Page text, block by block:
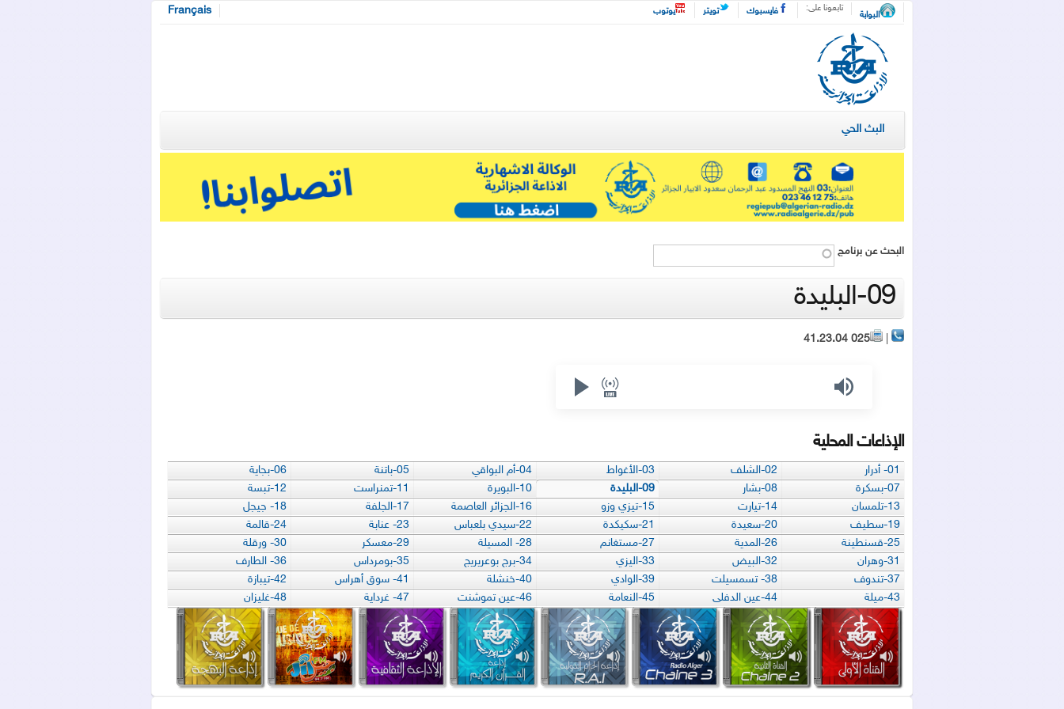
البوابة
تابعونا على: فايسبوك تويتر يوتوب Français
الإذاعة
الجزائرية
- البث
الحي
البث الحي
‏البحث عن برنامج ‏
09-البليدة
025 41.23.04
الإذاعات المحلية
01- أدرار 02-الشلف 03-الأغواط 04-أم البواقي 05-باتنة
06-بجاية
07-بسكرة
08-بشار 09-البليدة 10-البويرة 11-تمنراست
12-تبسة
13-تلمسان
14-تيارت 15-تيزي وزو 16-الجزائر العاصمة 17-الجلفة
18- جيجل
19-سطيف
20-سعيدة 21-سكيكدة 22-سيدي بلعباس 23- عنابة
24-قالمة
25-قسنطينة
26-المدية 27-مستغانم 28- المسيلة 29-معسكر
30- ورقلة
31-وهران
32-البيض 33-اليزي 34-برج بوعريريج 35-بومرداس
36- الطارف
37-تندوف
38- تسمسيلت 39-الوادي 40-خنشلة 41- سوق أهراس
42-تيبازة
43-ميلة
44-عين الدفلى 45-النعامة 46-عين تموشنت 47- غرداية 48-غليزان